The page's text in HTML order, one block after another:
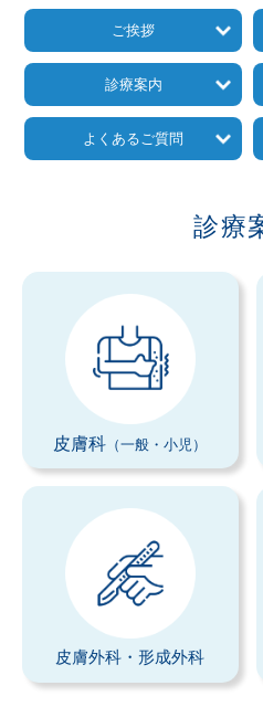
ご挨拶
診療案内
よくあるご質問
診療
皮膚科 （一般・小児）
皮膚外科・形成外科
料金表
医師紹介
クリニック紹介
当院の特徴
設備と検査
当院の取り組み・院内掲示
事項
受付時間・アクセス
受付時間
診療カレンダー